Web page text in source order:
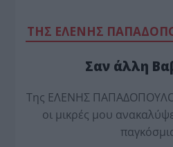
TΗΣ ΕΛΕΝΗΣ
Σαν άλλη
Της ΕΛΕΝΗΣ
οι μικρές μου